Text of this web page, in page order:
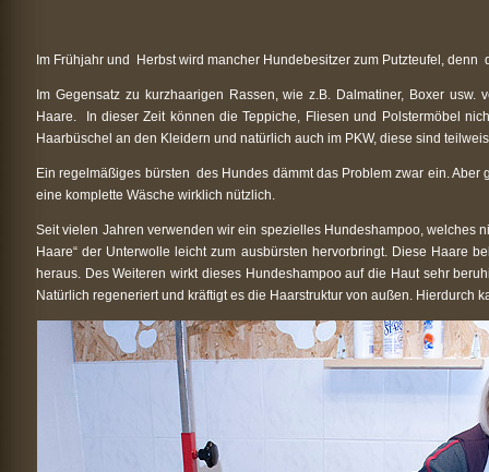
Im Frühjahr und Herbst wird mancher Hundebesitzer zum Putzteufel, denn
Im Gegensatz zu kurzhaarigen Rassen, wie z.B. Dalmatiner, Boxer
Haare.
In dieser Zeit können die Teppiche, Fliesen und Polstermöbel
Haarbüschel an den Kleidern und natürlich auch im PKW, diese sind
Ein regelmäßiges bürsten des Hundes dämmt das Problem zwar ein.
eine komplette Wäsche wirklich nützlich.
Seit vielen Jahren verwenden wir ein spezielles Hundeshampoo, welches
Haare“ der Unterwolle leicht zum ausbürsten hervorbringt. Diese Haare
heraus. Des Weiteren wirkt dieses Hundeshampoo auf die Haut sehr
Natürlich regeneriert und kräftigt es die Haarstruktur von außen. Hierdurch